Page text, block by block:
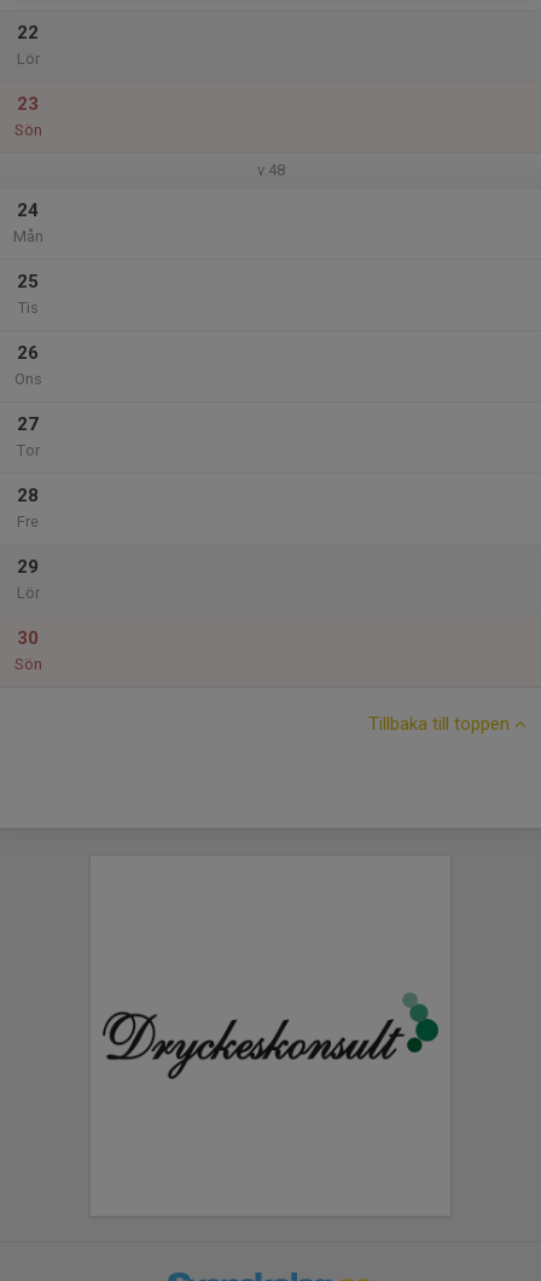
22
Lör
23
Sön
v.48
24
Mån
25
Tis
26
Ons
27
Tor
28
Fre
29
Lör
30
Sön
Tillbaka till toppen